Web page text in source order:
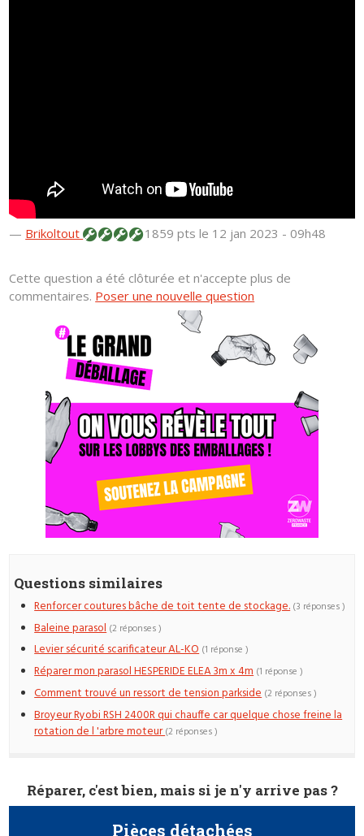
— Brikoltout 1859 ptsle 12 jan 2023 - 09h48
Cette question a été clôturée et n'accepte plus de
commentaires. Poser une nouvelle question
Questions similaires
Renforcer coutures bâche de toit tente de stockage. (3 réponses )
Baleine parasol (2 réponses )
Levier sécurité scarificateur AL-KO (1 réponse )
Réparer mon parasol HESPERIDE ELEA 3m x 4m (1 réponse )
Comment trouvé un ressort de tension parkside (2 réponses )
Broyeur Ryobi RSH 2400R qui chauffe car quelque chose freine la
rotation de l 'arbre moteur(2 réponses )
Réparer, c'est bien, mais si je n'y arrive pas ?
Pièces détachées